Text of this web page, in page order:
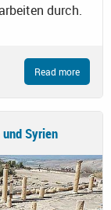
durch.
Read more
Syrien